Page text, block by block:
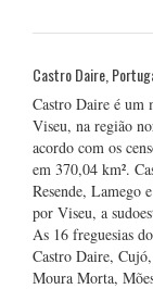
Castro Daire,
Castro Daire é um
Viseu, na região
acordo com os
em 370,04 km².
Resende, Lamego
por Viseu, a
As 16 freguesias
Castro Daire,
Moura Morta,